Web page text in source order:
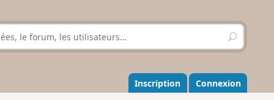
R
e
h
e
r
Inscription Connexion